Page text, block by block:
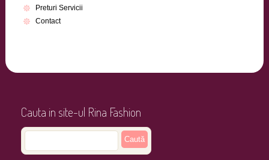
Preturi Servicii
Contact
Cauta in site-ul Rina Fashion